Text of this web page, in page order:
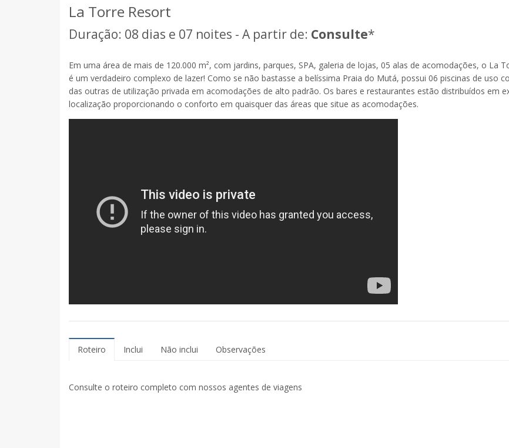
La Torre Resort
Duração: 08 dias e 07 noites - A partir de: Consulte*
Em uma área de mais de 120.000 m², com jardins, parques, SPA, galeria de lojas, 05 alas de acomodações, o La
é um verdadeiro complexo de lazer! Como se não bastasse a belíssima Praia do Mutá, possui 06 piscinas de uso
das outras de utilização privada em acomodações de alto padrão. Os bares e restaurantes estão distribuídos em
localização proporcionando o conforto em quaisquer das áreas que situe as acomodações.
Roteiro Inclui Não inclui Observações
Consulte o roteiro completo com nossos agentes de viagens